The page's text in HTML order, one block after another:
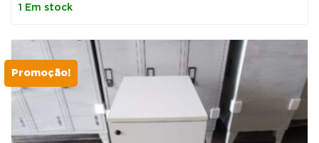
1 Em stock
Promoção!